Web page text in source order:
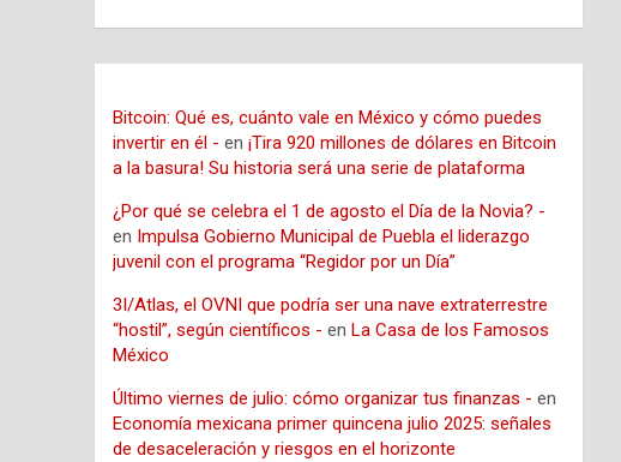
Bitcoin: Qué es, cuánto vale en México y cómo puedes
invertir en él - en¡Tira 920 millones de dólares en Bitcoin
a la basura! Su historia será una serie de plataforma
¿Por qué se celebra el 1 de agosto el Día de la Novia? -
en Impulsa Gobierno Municipal de Puebla el liderazgo
juvenil con el programa “Regidor por un Día”
3I/Atlas, el OVNI que podría ser una nave extraterrestre
“hostil”, según científicos - en La Casa de los Famosos
México
Último viernes de julio: cómo organizar tus finanzas - en
Economía mexicana primer quincena julio 2025: señales
de desaceleración y riesgos en el horizonte